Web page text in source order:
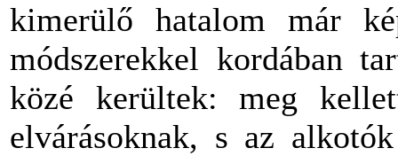
kimerülő hatalom már
módszerekkel kordában
közé kerültek: meg
elvárásoknak, s az